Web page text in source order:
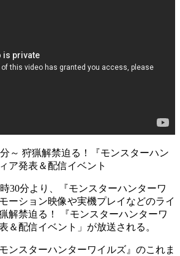
～ 狩猟解禁迫る！『モンスターハン
ア発表＆配信イベント
30分より、『モンスターハンターワ
ーション映像や実機プレイなどのライ
解禁迫る！ 『モンスターハンターワ
＆配信イベント 」が放送される。
モンスターハンターワイルズ 』のこれま